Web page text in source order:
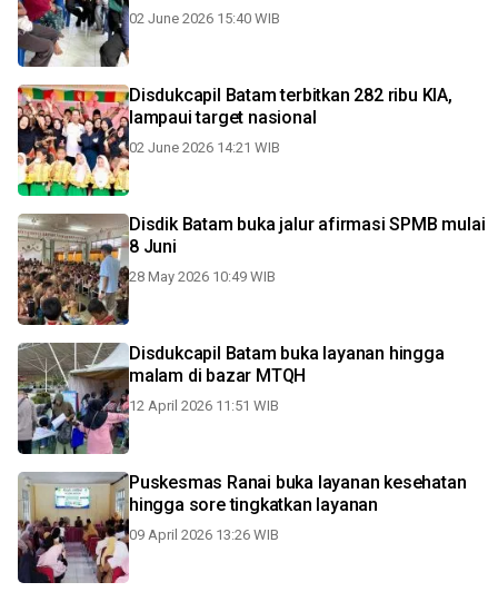
02 June 2026 15:40 WIB
Disdukcapil Batam terbitkan 282 ribu KIA,
lampaui target nasional
02 June 2026 14:21 WIB
Disdik Batam buka jalur afirmasi SPMB mulai
8 Juni
28 May 2026 10:49 WIB
Disdukcapil Batam buka layanan hingga
malam di bazar MTQH
12 April 2026 11:51 WIB
Puskesmas Ranai buka layanan kesehatan
hingga sore tingkatkan layanan
09 April 2026 13:26 WIB